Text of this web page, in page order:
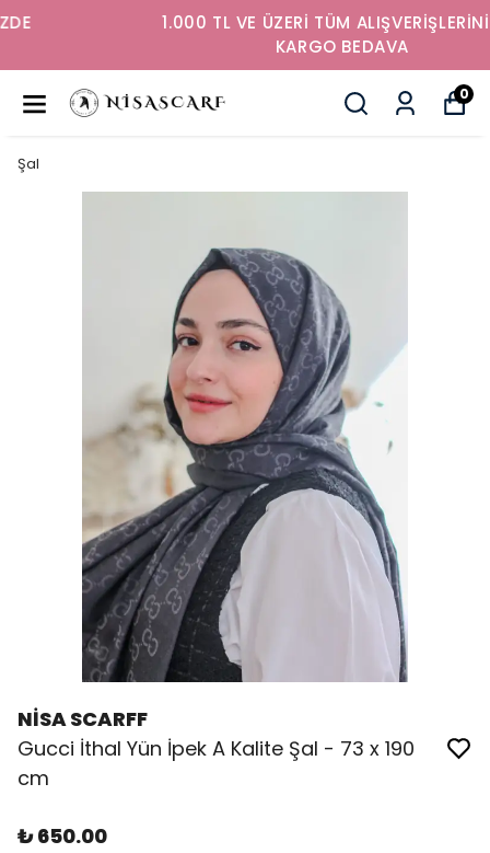
1.000 TL VE ÜZERİ TÜM ALIŞVERİŞLERİNİZDE
KARGO BEDAVA
0
Şal
NİSA SCARFF
Gucci İthal Yün İpek A Kalite Şal - 73 x 190
cm
₺ 650.00